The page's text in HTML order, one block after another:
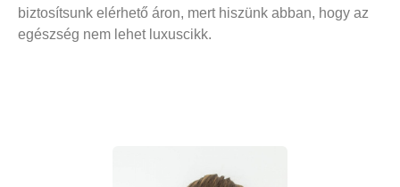
biztosítsunk elérhető áron, mert hiszünk abban, hogy az
egészség nem lehet luxuscikk.